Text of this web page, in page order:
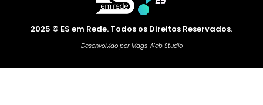
2025 © ES em Rede. Todos os Direitos Reservados.
Desenvolvido por Mags Web Studio